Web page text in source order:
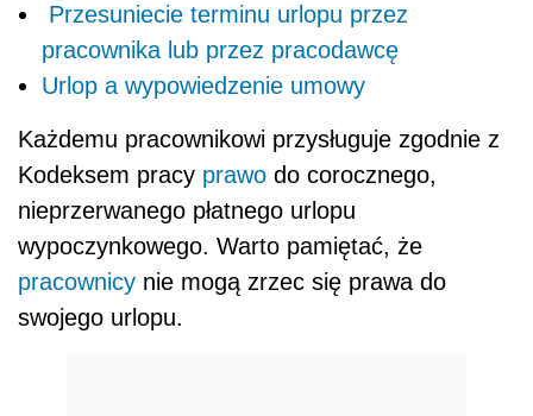
Przesuniecie terminu urlopu przez
pracownika lub przez pracodawcę
Urlop a wypowiedzenie umowy
Każdemu pracownikowi przysługuje zgodnie z
Kodeksem pracy prawo do corocznego,
nieprzerwanego płatnego urlopu
wypoczynkowego. Warto pamiętać, że
pracownicy nie mogą zrzec się prawa do
swojego urlopu.